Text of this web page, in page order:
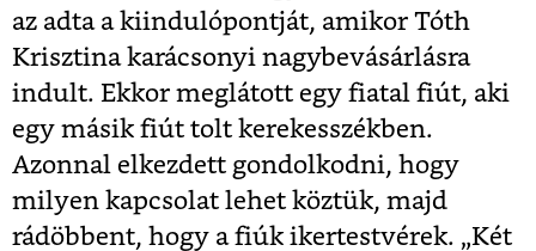
az adta a kiindulópontját, amikor Tóth
Krisztina karácsonyi nagybevásárlásra
indult. Ekkor meglátott egy fiatal fiút, aki
egy másik fiút tolt kerekesszékben.
Azonnal elkezdett gondolkodni, hogy
milyen kapcsolat lehet köztük, majd
rádöbbent, hogy a fiúk ikertestvérek. „Két